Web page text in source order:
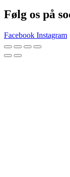
Følg os på
Facebook Instagram